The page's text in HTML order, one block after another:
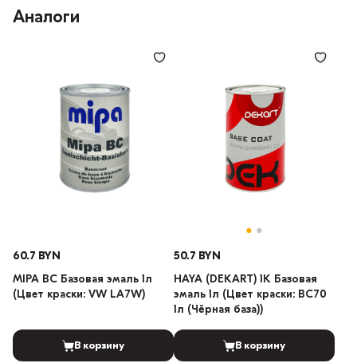
Аналоги
60.7 BYN
MIPA BC Базовая эмаль 1л
(Цвет краски: VW LA7W)
В корзину
50.7 BYN
HAYA (DEKART) 1К Базовая
эмаль 1л (Цвет краски: BC70
1л (Чёрная база))
В корзину